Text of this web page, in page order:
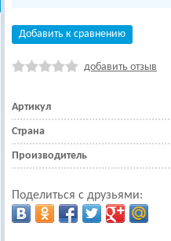
Добавить к сравнению
добавить отзыв
Артикул
Страна
Производитель
Поделиться с друзьями: